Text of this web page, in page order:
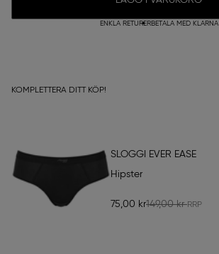
ENKLA RETURERBETALA MED KLARNA
KOMPLETTERA DITT KÖP!
SLOGGI EVER EASE
Hipster
75,00 kr149,00 kr